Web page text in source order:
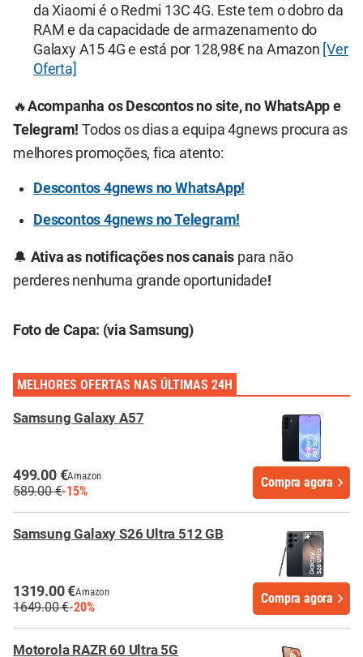
da Xiaomi é o Redmi 13C 4G. Este tem o dobro da
RAM e da capacidade de armazenamento do
Galaxy A15 4G e está por 128,98€ na Amazon [Ver
Oferta]
🔥Acompanha os Descontos no site, no WhatsApp e
Telegram! Todos os dias a equipa 4gnews procura as
melhores promoções, fica atento:
Descontos 4gnews no WhatsApp!
Descontos 4gnews no Telegram!
🔔 Ativa as notificações nos canais para não
perderes nenhuma grande oportunidade!
Foto de Capa: (via Samsung)
MELHORES OFERTAS NAS ÚLTIMAS 24H
Samsung Galaxy A57
499.00 €Amazon
589.00 €-15%
Compra agora
Samsung Galaxy S26 Ultra 512 GB
1319.00 €Amazon
1649.00 €-20%
Compra agora
Motorola RAZR 60 Ultra 5G